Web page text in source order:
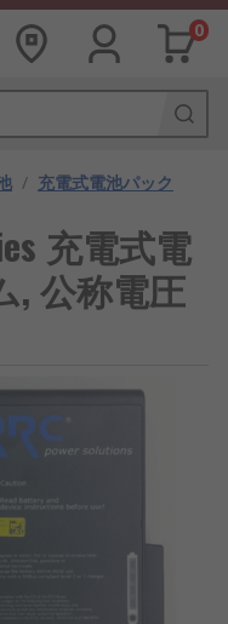
0
/ 充電式電池パック
充電式電
, 公称電圧